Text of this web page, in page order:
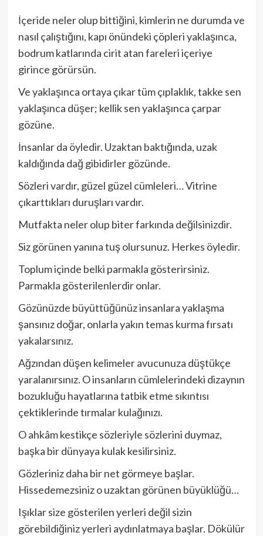
İçeride neler olup bittiğini, kimlerin ne durumda ve
nasıl çalıştığını, kapı önündeki çöpleri yaklaşınca,
bodrum katlarında cirit atan fareleri içeriye
girince görürsün.
Ve yaklaşınca ortaya çıkar tüm çıplaklık, takke sen
yaklaşınca düşer; kellik sen yaklaşınca çarpar
gözüne.
İnsanlar da öyledir. Uzaktan baktığında, uzak
kaldığında dağ gibidirler gözünde.
Sözleri vardır, güzel güzel cümleleri… Vitrine
çıkarttıkları duruşları vardır.
Mutfakta neler olup biter farkında değilsinizdir.
Siz görünen yanına tuş olursunuz. Herkes öyledir.
Toplum içinde belki parmakla gösterirsiniz.
Parmakla gösterilenlerdir onlar.
Gözünüzde büyüttüğünüz insanlara yaklaşma
şansınız doğar, onlarla yakın temas kurma fırsatı
yakalarsınız.
Ağzından düşen kelimeler avucunuza düştükçe
yaralanırsınız. O insanların cümlelerindeki dizaynın
bozukluğu hayatlarına tatbik etme sıkıntısı
çektiklerinde tırmalar kulağınızı.
O ahkâm kestikçe sözleriyle sözlerini duymaz,
başka bir dünyaya kulak kesilirsiniz.
Gözleriniz daha bir net görmeye başlar.
Hissedemezsiniz o uzaktan görünen büyüklüğü…
Işıklar size gösterilen yerleri değil sizin
görebildiğiniz yerleri aydınlatmaya başlar. Dökülür